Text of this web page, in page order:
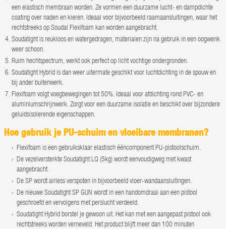
een elastisch membraan worden. Ze vormen een duurzame lucht- en dampdichte
coating over naden en kieren. Ideaal voor bijvoorbeeld raamaansluitingen, waar het
rechtstreeks op Soudal Flexifoam kan worden aangebracht.
Soudatight is reukloos en watergedragen, materialen zijn na gebruik in een oogwenk
weer schoon.
Ruim hechtspectrum, werkt ook perfect op licht vochtige ondergronden.
Soudatight Hybrid is dan weer uitermate geschikt voor luchtdichting in de spouw en
bij ander buitenwerk.
Flexifoam volgt voegbewegingen tot 50%. Ideaal voor afdichting rond PVC- en
aluminiumschrijnwerk. Zorgt voor een duurzame isolatie en beschikt over bijzondere
geluidsisolerende eigenschappen.
Hoe gebruik je PU-schuim en vloeibare membranen?
Flexifoam is een gebruiksklaar elastisch ééncomponent PU-pistoolschuim.
De vezelversterkte Soudatight LQ (5kg) wordt eenvoudigweg met kwast
aangebracht.
De SP wordt airless verspoten in bijvoorbeeld vloer-wandaansluitingen.
De nieuwe Soudatight SP GUN wordt in een handomdraai aan een pistool
geschroefd en vervolgens met perslucht verdeeld.
Soudatight Hybrid borstel je gewoon uit. Het kan met een aangepast pistool ook
rechtstreeks worden verneveld. Het product blijft meer dan 100 minuten